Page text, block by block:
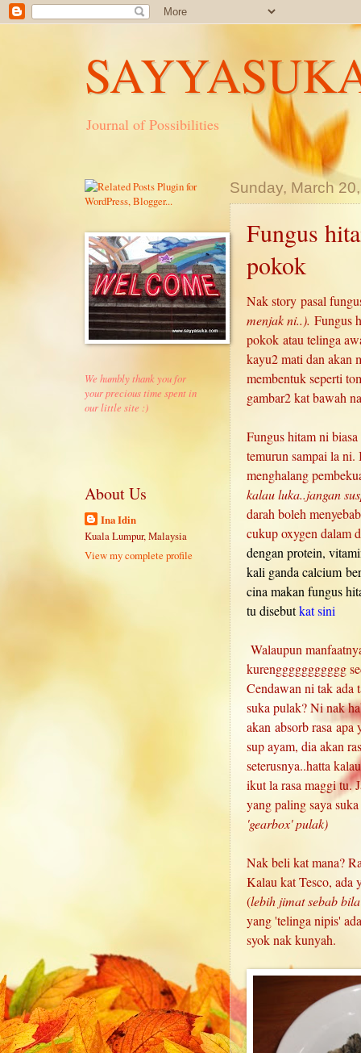
Journal of Possibilities
Sunday, March
Fungus
pokok
Nak story pasal
menjak ni..). Fungus
pokok atau telinga
kayu2 mati dan akan
membentuk seperti
gambar2 kat bawah
Fungus hitam ni
temurun sampai la
menghalang
kalau luka..jangan
darah boleh
cukup oxygen dalam
dengan protein,
kali ganda calcium
cina makan fungus
tu disebutkat sini
Walaupun
kurenggggggggggg
Cendawan ni tak ada
suka pulak? Ni nak
akan absorb rasa
sup ayam, dia akan
seterusnya..hatta
ikut la rasa maggi tu.
yang paling saya
'gearbox' pulak)
Nak beli kat mana?
Kalau kat Tesco, ada
(lebih jimat sebab
yang 'telinga nipis'
syok nak kunyah.
We humbly thank you for
your precious time spent in
our little site :)
About Us
Ina Idin
Kuala Lumpur, Malaysia
View my complete profile